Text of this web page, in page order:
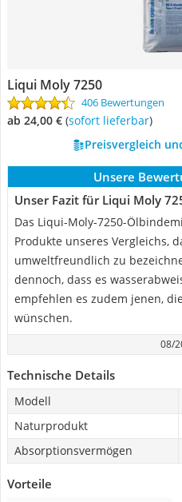
Liqui Moly 7250
406 Bewertungen
ab 24,00 € ( Sofort lieferbar)
Preisvergleich
Unsere
Unser Fazit für Liqui Moly
Das Liqui-Moly-7250-
Produkte unseres Vergleichs,
umweltfreundlich zu
dennoch, dass es
empfehlen es zudem jenen,
wünschen.
08/
Technische Details
Modell
Naturprodukt
Absorptionsvermögen
Vorteile